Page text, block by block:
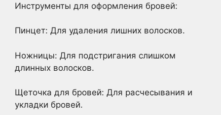
Инструменты для оформления бровей:
Пинцет: Для удаления лишних волосков.
Ножницы: Для подстригания слишком
длинных волосков.
Щеточка для бровей: Для расчесывания и
укладки бровей.